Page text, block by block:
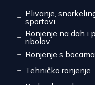
Plivanje,
sportovi
Ronjenje na dah i
ribolov
Ronjenje s bocama
Tehničko ronjenje